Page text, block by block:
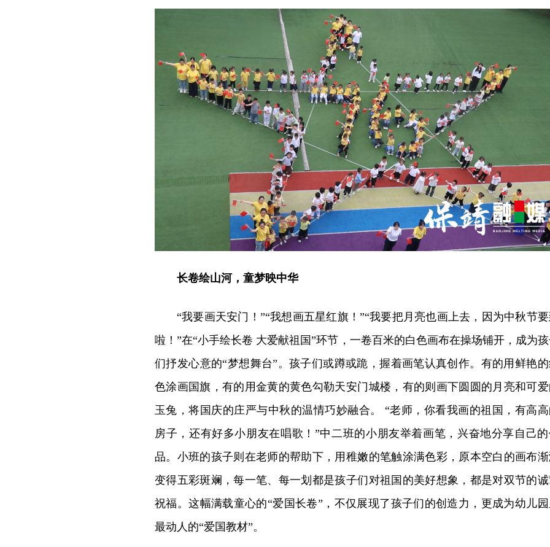
长卷绘山河，童梦映中华
“我要画天安门！”“我想画五星红旗！”“我要把月亮也画上去，因为中秋节
啦！”在“小手绘长卷 大爱献祖国”环节，一卷百米的白色画布在操场铺开，成为
们抒发心意的“梦想舞台”。孩子们或蹲或跪，握着画笔认真创作。有的用鲜艳
色涂画国旗，有的用金黄的黄色勾勒天安门城楼，有的则画下圆圆的月亮和可
玉兔，将国庆的庄严与中秋的温情巧妙融合。 “老师，你看我画的祖国，有高
房子，还有好多小朋友在唱歌！”中二班的小朋友举着画笔，兴奋地分享自己
品。小班的孩子则在老师的帮助下，用稚嫩的笔触涂满色彩，原本空白的画布
变得五彩斑斓，每一笔、每一划都是孩子们对祖国的美好想象，都是对双节的
祝福。这幅满载童心的“爱国长卷”，不仅展现了孩子们的创造力，更成为幼儿
最动人的“爱国教材”。